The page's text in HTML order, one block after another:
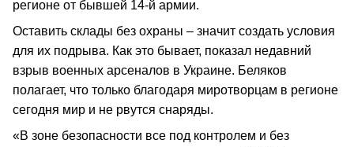
регионе от бывшей 14-й армии.
Оставить склады без охраны – значит создать условия
для их подрыва. Как это бывает, показал недавний
взрыв военных арсеналов в Украине. Беляков
полагает, что только благодаря миротворцам в регионе
сегодня мир и не рвутся снаряды.
«В зоне безопасности все под контролем и без